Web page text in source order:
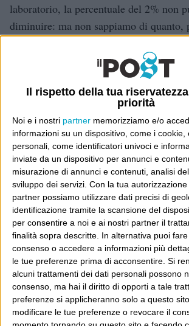
Il rispetto della tua
priorità
Noi e i nostri partner memorizziamo e/o
informazioni su un dispositivo, come i cookie,
personali, come identificatori univoci e
inviate da un dispositivo per annunci e
misurazione di annunci e contenuti, analisi
sviluppo dei servizi. Con la tua
partner possiamo utilizzare dati precisi di
identificazione tramite la scansione del
per consentire a noi e ai nostri partner il
finalità sopra descritte. In alternativa puoi
consenso o accedere a informazioni più
le tue preferenze prima di acconsentire. Si
alcuni trattamenti dei dati personali possono
consenso, ma hai il diritto di opporti a tale
preferenze si applicheranno solo a questo
modificare le tue preferenze o revocare il
laboratorio, la percentuale del 2% non
diminuire: ma non sappiamo di quanto,
tasso di letalità potrebbe essere persino
quello dell’influenza. Non ne abbiamo
Questo però significa che per quello che
non ci sono necessariamente molte più
morire dopo aver contratto il coronavirus
siano facendosi venire l’influenza
persone che si trovano sulle nave dove è
un contagiato non hanno ragioni di
più rapido e diffuso di quello
non rischiano di morirne più di quanto
per un’influenza. Quelle persone sono
non perché siano in pericolo, ma per
che possano essere veicoli di una
del virus. Lo stesso vale per le
individua un caso di contagio in un